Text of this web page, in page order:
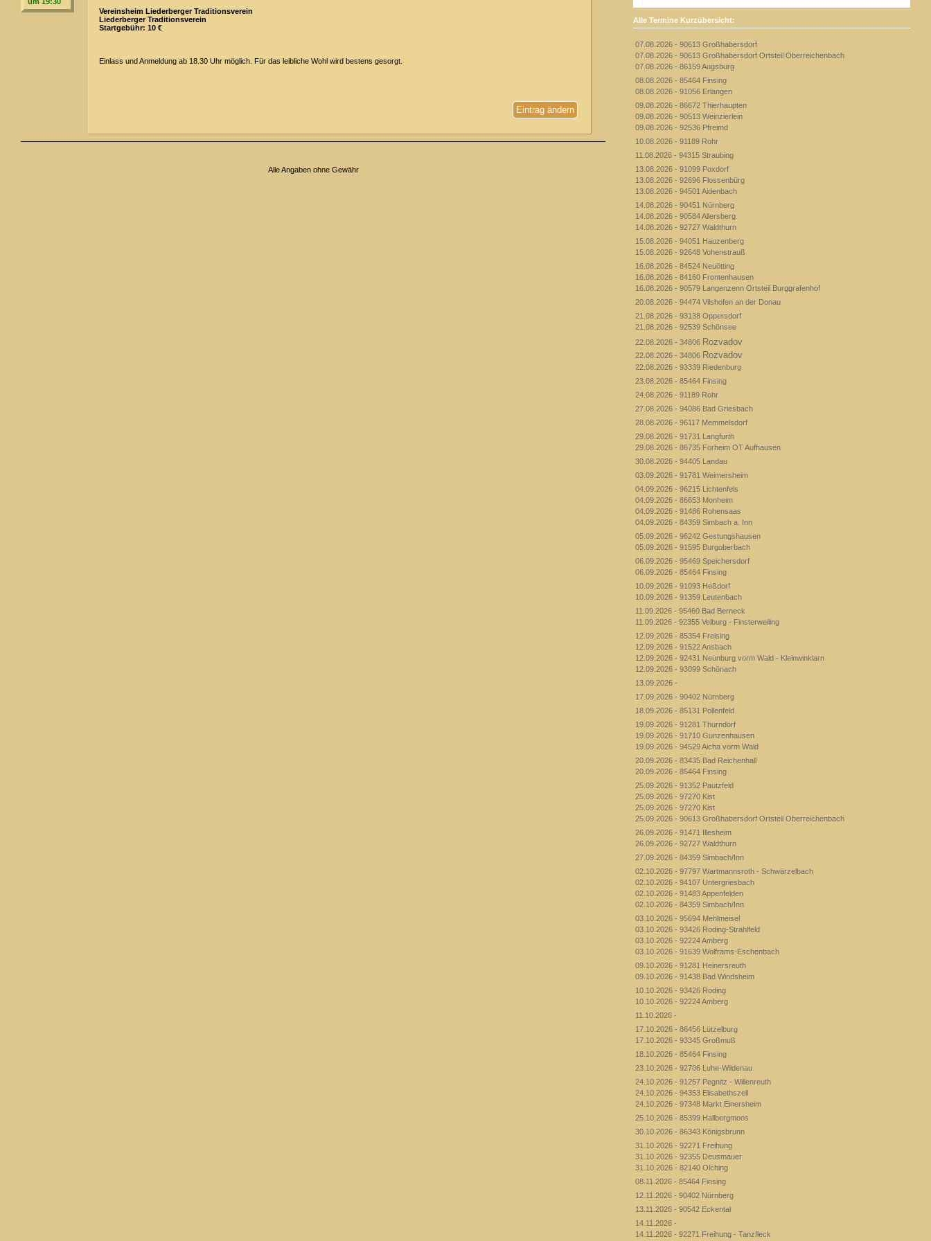
Vereinsheim Liederberger Traditionsverein
Liederberger Traditionsverein
Startgebühr: 10 €
Einlass und Anmeldung ab 18.30 Uhr möglich. Für das leibliche Wohl wird bestens gesorgt.
Eintrag ändern
Alle Angaben ohne Gewähr
Alle Termine Kurzübersicht:
07.08.2026 - 90613 Großhabersdorf
07.08.2026 - 90613 Großhabersdorf Ortsteil Oberreichenbach
07.08.2026 - 86159 Augsburg
08.08.2026 - 85464 Finsing
08.08.2026 - 91056 Erlangen
09.08.2026 - 86672 Thierhaupten
09.08.2026 - 90513 Weinzierlein
09.08.2026 - 92536 Pfreimd
10.08.2026 - 91189 Rohr
11.08.2026 - 94315 Straubing
13.08.2026 - 91099 Poxdorf
13.08.2026 - 92696 Flossenbürg
13.08.2026 - 94501 Aidenbach
14.08.2026 - 90451 Nürnberg
14.08.2026 - 90584 Allersberg
14.08.2026 - 92727 Waldthurn
15.08.2026 - 94051 Hauzenberg
15.08.2026 - 92648 Vohenstrauß
16.08.2026 - 84524 Neuötting
16.08.2026 - 84160 Frontenhausen
16.08.2026 - 90579 Langenzenn Ortsteil Burggrafenhof
20.08.2026 - 94474 Vilshofen an der Donau
21.08.2026 - 93138 Oppersdorf
21.08.2026 - 92539 Schönsee
22.08.2026 - 34806 Rozvadov
22.08.2026 - 34806 Rozvadov
22.08.2026 - 93339 Riedenburg
23.08.2026 - 85464 Finsing
24.08.2026 - 91189 Rohr
27.08.2026 - 94086 Bad Griesbach
28.08.2026 - 96117 Memmelsdorf
29.08.2026 - 91731 Langfurth
29.08.2026 - 86735 Forheim OT Aufhausen
30.08.2026 - 94405 Landau
03.09.2026 - 91781 Weimersheim
04.09.2026 - 96215 Lichtenfels
04.09.2026 - 86653 Monheim
04.09.2026 - 91486 Rohensaas
04.09.2026 - 84359 Simbach a. Inn
05.09.2026 - 96242 Gestungshausen
05.09.2026 - 91595 Burgoberbach
06.09.2026 - 95469 Speichersdorf
06.09.2026 - 85464 Finsing
10.09.2026 - 91093 Heßdorf
10.09.2026 - 91359 Leutenbach
11.09.2026 - 95460 Bad Berneck
11.09.2026 - 92355 Velburg - Finsterweiling
12.09.2026 - 85354 Freising
12.09.2026 - 91522 Ansbach
12.09.2026 - 92431 Neunburg vorm Wald - Kleinwinklarn
12.09.2026 - 93099 Schönach
13.09.2026 -
17.09.2026 - 90402 Nürnberg
18.09.2026 - 85131 Pollenfeld
19.09.2026 - 91281 Thurndorf
19.09.2026 - 91710 Gunzenhausen
19.09.2026 - 94529 Aicha vorm Wald
20.09.2026 - 83435 Bad Reichenhall
20.09.2026 - 85464 Finsing
25.09.2026 - 91352 Pautzfeld
25.09.2026 - 97270 Kist
25.09.2026 - 97270 Kist
25.09.2026 - 90613 Großhabersdorf Ortsteil Oberreichenbach
26.09.2026 - 91471 Illesheim
26.09.2026 - 92727 Waldthurn
27.09.2026 - 84359 Simbach/Inn
02.10.2026 - 97797 Wartmannsroth - Schwärzelbach
02.10.2026 - 94107 Untergriesbach
02.10.2026 - 91483 Appenfelden
02.10.2026 - 84359 Simbach/Inn
03.10.2026 - 95694 Mehlmeisel
03.10.2026 - 93426 Roding-Strahlfeld
03.10.2026 - 92224 Amberg
03.10.2026 - 91639 Wolframs-Eschenbach
09.10.2026 - 91281 Heinersreuth
09.10.2026 - 91438 Bad Windsheim
10.10.2026 - 93426 Roding
10.10.2026 - 92224 Amberg
11.10.2026 -
17.10.2026 - 86456 Lützelburg
17.10.2026 - 93345 Großmuß
18.10.2026 - 85464 Finsing
23.10.2026 - 92706 Luhe-Wildenau
24.10.2026 - 91257 Pegnitz - Willenreuth
24.10.2026 - 94353 Elisabethszell
24.10.2026 - 97348 Markt Einersheim
25.10.2026 - 85399 Hallbergmoos
30.10.2026 - 86343 Königsbrunn
31.10.2026 - 92271 Freihung
31.10.2026 - 92355 Deusmauer
31.10.2026 - 82140 Olching
08.11.2026 - 85464 Finsing
12.11.2026 - 90402 Nürnberg
13.11.2026 - 90542 Eckental
14.11.2026 -
14.11.2026 - 92271 Freihung - Tanzfleck